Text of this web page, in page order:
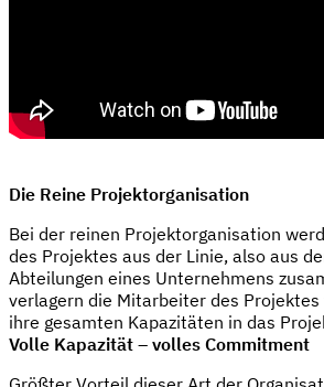
Die Reine Projektorganisation
Bei der reinen Projektorganisation
des Projektes aus der Linie, also aus
Abteilungen eines Unternehmens
verlagern die Mitarbeiter des
ihre gesamten Kapazitäten in das
Volle Kapazität – volles Commitment